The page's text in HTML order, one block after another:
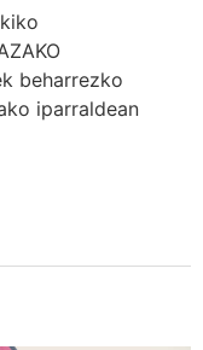
beharrezko
iparraldean